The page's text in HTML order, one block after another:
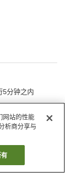
5分钟之内
网站的性能
析商分享与